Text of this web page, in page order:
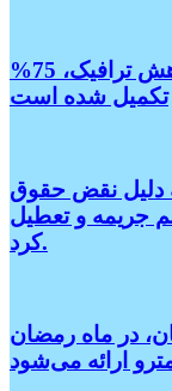
پروژه ساخت چهار پل جدید برای کاهش ترافیک، 75%
تکمیل شده است
به دلیل نقض حقوق
با حداقل 10000 درهم جریمه و تعطیل
کرد.
در ماه رمضان
ارائه می‌شود